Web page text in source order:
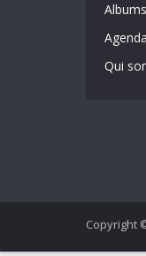
Albums
Agenda
Qui
Copyright